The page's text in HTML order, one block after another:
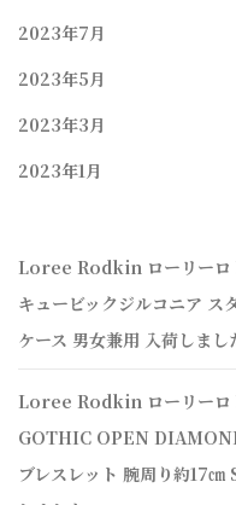
2023年7月
2023年5月
2023年3月
2023年1月
Loree Rodkin ローリーロ
キュービックジルコニア
ケース 男女兼用 入荷しまし
Loree Rodkin ローリー
GOTHIC OPEN
ブレスレット 腕周り約17